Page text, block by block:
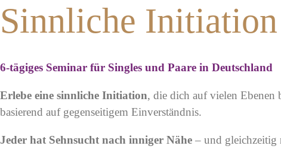
Sinnliche Initiation
6-tägiges Seminar für Singles und Paare in Deutschland
Erlebe eine sinnliche Initiation, die dich auf vielen Ebenen
basierend auf gegenseitigem Einverständnis.
Jeder hat Sehnsucht nach inniger Nähe – und gleichzeitig